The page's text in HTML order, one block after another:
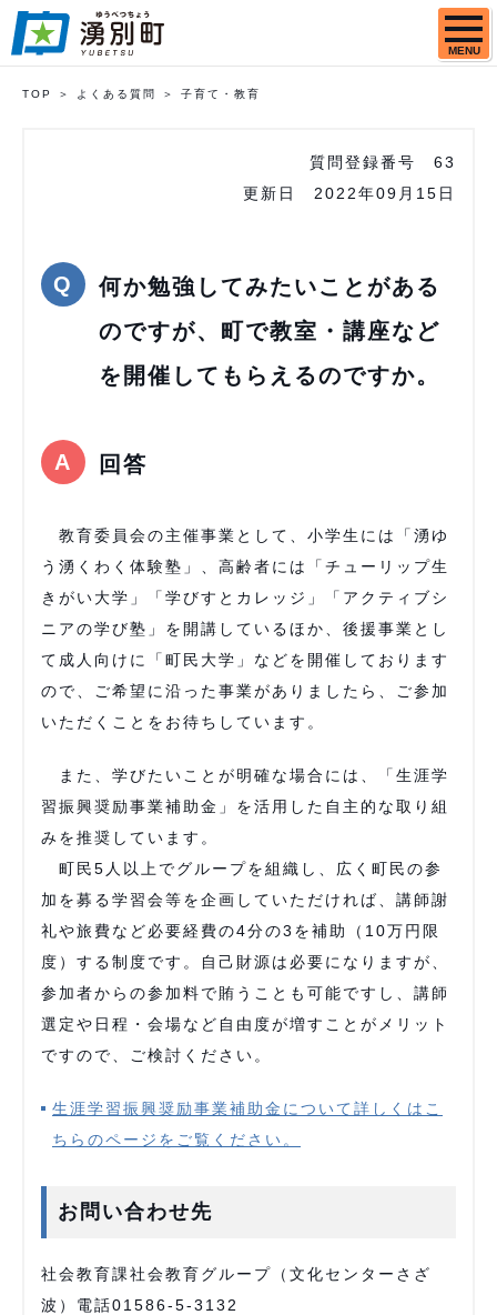
MENU
TOP よくある質問 子育て・教育
質問登録番号
63
更新日
2022年09月15日
何か勉強してみたいことがある
のですが、町で教室・講座など
を開催してもらえるのですか。
回答
教育委員会の主催事業として、小学生には「湧ゆ
う湧くわく体験塾」、高齢者には「チューリップ生
きがい大学」「学びすとカレッジ」「アクティブシ
ニアの学び塾」を開講しているほか、後援事業とし
て成人向けに「町民大学」などを開催しております
ので、ご希望に沿った事業がありましたら、ご参加
いただくことをお待ちしています。
また、学びたいことが明確な場合には、「生涯学
習振興奨励事業補助金」を活用した自主的な取り組
みを推奨しています。
町民5人以上でグループを組織し、広く町民の参
加を募る学習会等を企画していただければ、講師謝
礼や旅費など必要経費の4分の3を補助（10万円限
度）する制度です。自己財源は必要になりますが、
参加者からの参加料で賄うことも可能ですし、講師
選定や日程・会場など自由度が増すことがメリット
ですので、ご検討ください。
生涯学習振興奨励事業補助金について詳しくはこ
ちらのページをご覧ください。
お問い合わせ先
社会教育課社会教育グループ（文化センターさざ
波）電話01586-5-3132